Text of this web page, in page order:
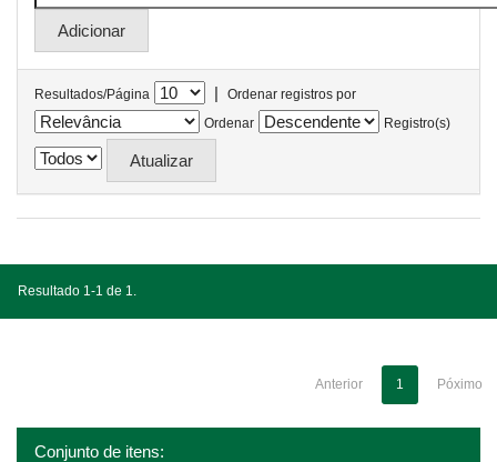
Resultados/Página |
Ordenar registros por
Ordenar
Registro(s)
Resultado 1-1 de 1.
Anterior 1 Póximo
Conjunto de itens: